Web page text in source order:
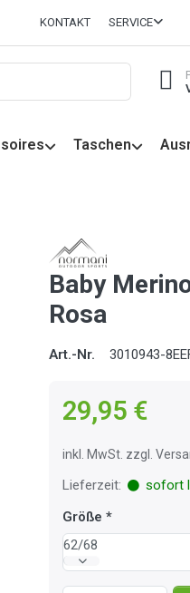
KONTAKT SERVICE
Taschen
Baby
Rosa
Art.-Nr. 3010943-
29,95 €
inkl. MwSt. zzgl.
Lieferzeit:
sofort
Größe
62/68